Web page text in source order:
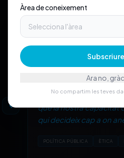
TENSIÓ·01
Velocitatvs.
Comprensió
Quan la tecnologia
que la nostra capacitat
qui decideix cap a on
POLÍTICA PÚBLICA ÈTICA
Àrea de coneixement
Ara no,
No compartim les teves